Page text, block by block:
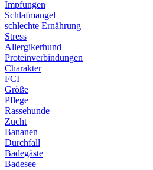
Impfungen
Schlafmangel
schlechte Ernährung
Stress
Allergikerhund
Proteinverbindungen
Charakter
FCI
Größe
Pflege
Rassehunde
Zucht
Bananen
Durchfall
Badegäste
Badesee